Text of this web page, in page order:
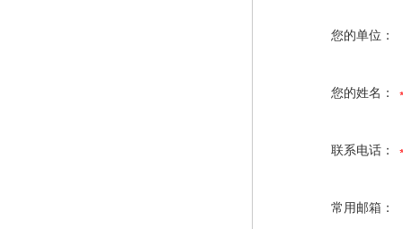
您的单位：
您的姓名：
联系电话：
常用邮箱：